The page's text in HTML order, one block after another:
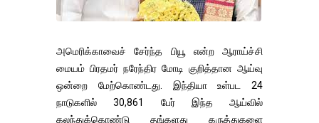
அமெரிக்காவைச் சேர்ந்த பியூ என்ற ஆராய்ச்சி
மையம் பிரதமர் நரேந்திர மோடி குறித்தான ஆய்வு
ஒன்றை மேற்கொண்டது. இந்தியா உள்பட 24
நாடுகளில் 30,861 பேர் இந்த ஆய்வில்
கலந்துக்கொண்டு தங்களது கருத்துகளை